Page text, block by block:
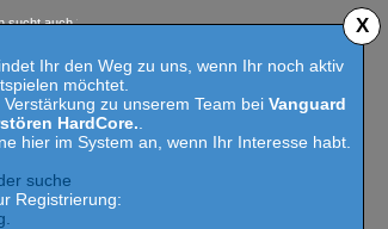
Ihr den Weg zu uns, wenn Ihr noch aktiv
möchtet.
zu unserem Team bei Vanguard
HardCore.
hier im System an, wenn Ihr Interesse habt.
suche
Registrierung:
X
auch 2023 Competition aktive Mitspieler für Call of Duty MW 2